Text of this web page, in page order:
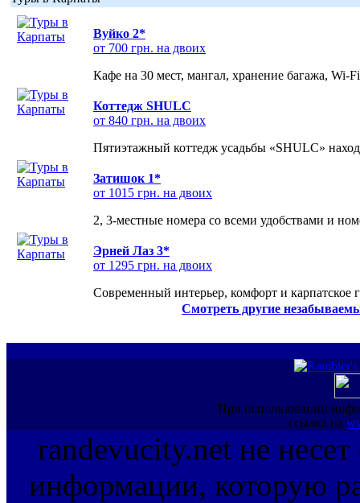
Вуйко 2*
от 700 грн. на двоих
Кафе на 30 мест, мангал, хранение багажа, Wi-
Коттедж SHULC
от 840 грн. на двоих
Пятиэтажный коттедж усадьбы «SHULC»
Затишок 1*
от 1015 грн. на двоих
2, 3-местные номера со всеми удобствами и
Эрней Лаз 3*
от 1295 грн. на двоих
Современный интерьер, комфорт и карпатское
Смотреть другие
При использовании
ссылка на
randevucity.net не несет
информации, которую